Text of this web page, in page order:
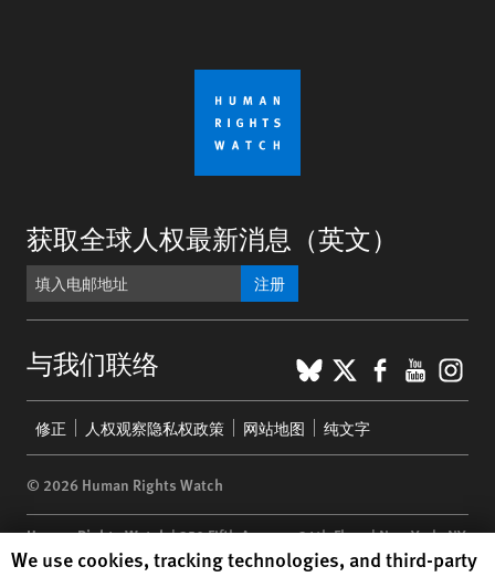
获取全球人权最新消息（英文）
注册
与我们联络 BlueSky
X
menu
修正 人权观察隐私权政策 网站地图 纯文字
© 2026 Human Rights Watch
Human Rights Watch| 350 Fifth Avenue, 34th Floor | New York,NY
10118-3299USA|t 1.212.290.4700
Human Rights Watch cookie preferences
We use cookies, tracking technologies, and third-party